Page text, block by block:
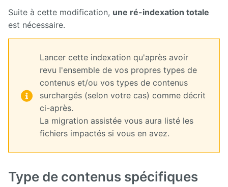
Suite à cette modification, une ré-indexation totale
est nécessaire.
Lancer cette indexation qu'après avoir
revu l'ensemble de vos propres types de
contenus et/ou vos types de contenus
surchargés (selon votre cas) comme décrit
ci-après.
La migration assistée vous aura listé les
fichiers impactés si vous en avez.
Type de contenus spécifiques